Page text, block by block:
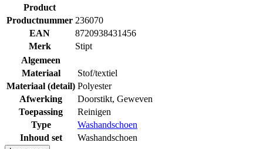
Product
Productnummer 236070
EAN
8720938431456
Merk
Stipt
Algemeen
Materiaal
Stof/textiel
Materiaal (detail) Polyester
Afwerking
Doorstikt, Geweven
Toepassing
Reinigen
Type
Washandschoen
Inhoud set
Washandschoen